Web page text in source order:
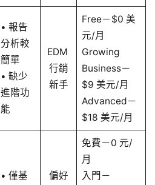
• 報告
分析較
簡單
• 缺少
進階功
能
EDM
行銷
新手
Free－$0 美
元/月
Growing
Business－
$9 美元/月
Advanced－
$18 美元/月
• 僅基
偏好
免費－0 元/
月
入門－